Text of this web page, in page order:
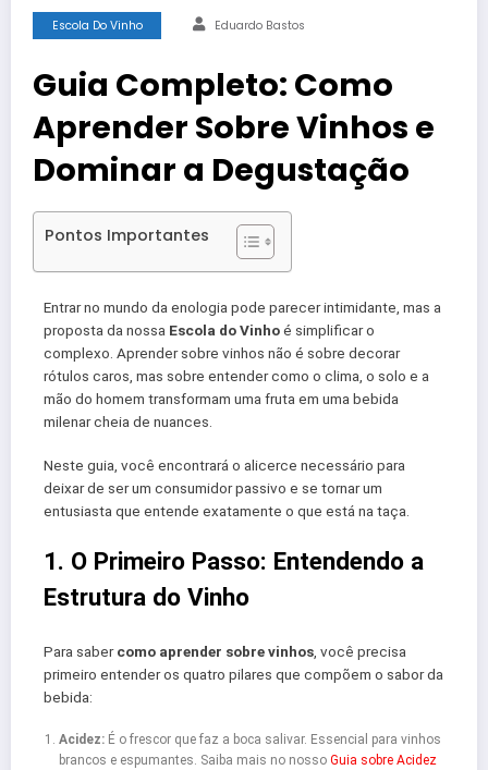
Escola Do Vinho Eduardo Bastos
Guia Completo: Como
Aprender Sobre Vinhos e
Dominar a Degustação
Pontos Importantes
Entrar no mundo da enologia pode parecer intimidante, mas a
proposta da nossa Escola do Vinhoé simplificar o
complexo. Aprender sobre vinhos não é sobre decorar
rótulos caros, mas sobre entender como o clima, o solo e a
mão do homem transformam uma fruta em uma bebida
milenar cheia de nuances.
Neste guia, você encontrará o alicerce necessário para
deixar de ser um consumidor passivo e se tornar um
entusiasta que entende exatamente o que está na taça.
1. O Primeiro Passo: Entendendo a
Estrutura do Vinho
Para sabercomo aprender sobre vinhos , você precisa
primeiro entender os quatro pilares que compõem o sabor da
bebida:
Acidez:É o frescor que faz a boca salivar. Essencial para vinhos
brancos e espumantes. Saiba mais no nosso Guia sobre Acidez